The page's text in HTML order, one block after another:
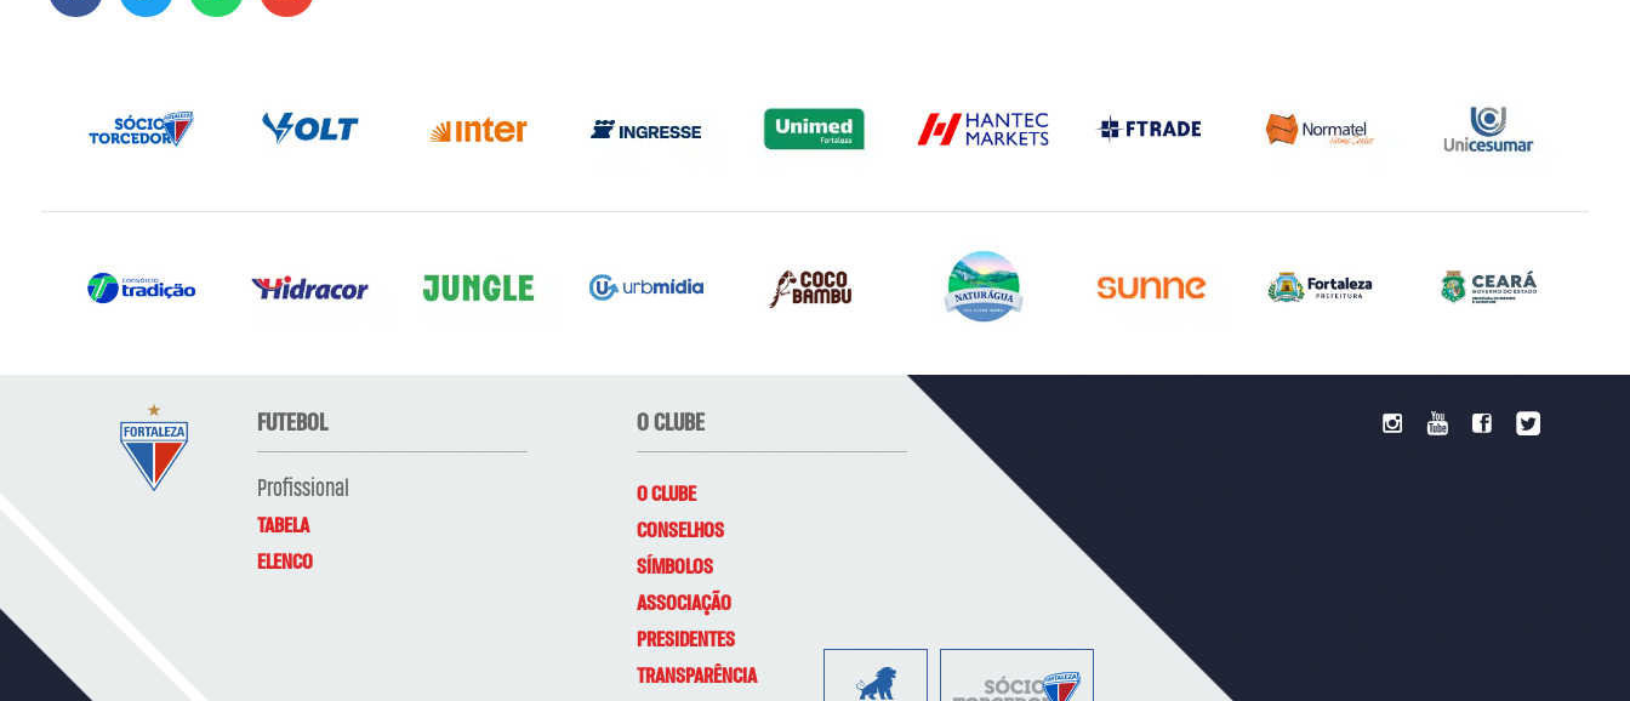
FUTEBOL
Profissional
TABELA
ELENCO
O CLUBE
O CLUBE
CONSELHOS
SÍMBOLOS
ASSOCIAÇÃO
PRESIDENTES
TRANSPARÊNCIA